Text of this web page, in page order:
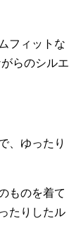
フィットな
らのシルエ
、ゆったり
ものを着て
たりしたル